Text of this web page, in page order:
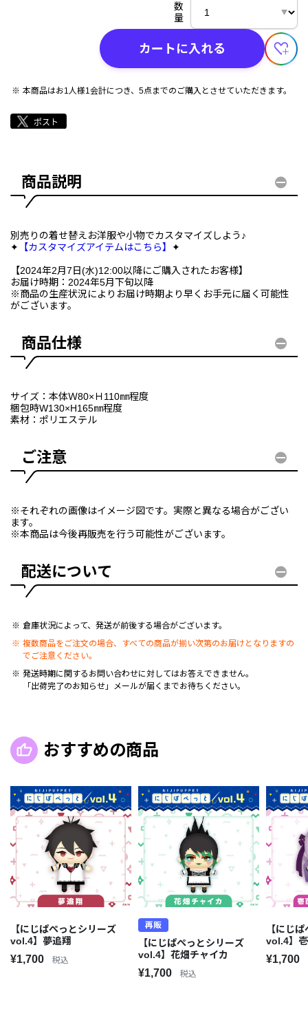
数
量
カートに入れる
本商品はお1人様1会計につき、5点までのご購入とさせていただきます。
商品説明
別売りの着せ替えお洋服や小物でカスタマイズしよう♪
✦ 【カスタマイズアイテムはこちら】 ✦
【2024年2月7日(水)12:00以降にご購入されたお客様】
お届け時期：2024年5月下旬以降
※商品の生産状況によりお届け時期より早くお手元に届く可能性
がございます。
商品仕様
サイズ：本体Ｗ80×Ｈ110㎜程度
梱包時W130×H165㎜程度
素材：ポリエステル
ご注意
※それぞれの画像はイメージ図です。実際と異なる場合がござい
ます。
※本商品は今後再販売を行う可能性がございます。
配送について
倉庫状況によって、発送が前後する場合がございます。
複数商品をご注文の場合、すべての商品が揃い次第のお届けとなりますの
でご注意ください。
発送時期に関するお問い合わせに対してはお答えできません。
「出荷完了のお知らせ」メールが届くまでお待ちください。
おすすめの商品
【にじぱぺっとシリーズ
vol.4】夢追翔
¥1,700 税込
再販
【にじぱぺっとシリーズ
vol.4】花畑チャイカ
¥1,700 税込
【にじ
vol.4】
¥1,700